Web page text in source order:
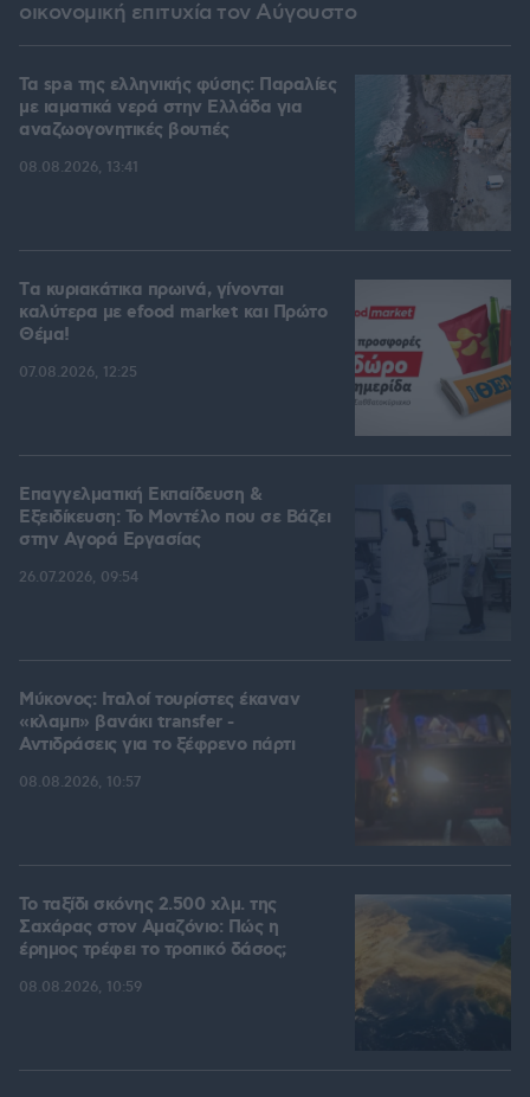
οικονομική επιτυχία τον Αύγουστο
Τα spa της ελληνικής φύσης: Παραλίες
με ιαματικά νερά στην Ελλάδα για
αναζωογονητικές βουτιές
08.08.2026, 13:41
Tα κυριακάτικα πρωινά, γίνονται
καλύτερα με efood market και Πρώτο
Θέμα!
07.08.2026, 12:25
Επαγγελματική Εκπαίδευση &
Εξειδίκευση: Το Mοντέλο που σε Bάζει
στην Aγορά Eργασίας
26.07.2026, 09:54
Μύκονος: Ιταλοί τουρίστες έκαναν
«κλαμπ» βανάκι transfer -
Αντιδράσεις για το ξέφρενο πάρτι
08.08.2026, 10:57
Το ταξίδι σκόνης 2.500 χλμ. της
Σαχάρας στον Αμαζόνιο: Πώς η
έρημος τρέφει το τροπικό δάσος;
08.08.2026, 10:59